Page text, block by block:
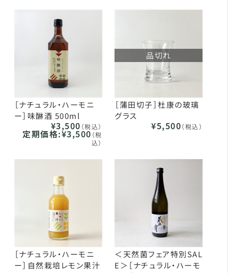
［ナチュラル・ハーモニ
ー］味醂酒 500ml
¥3,500 （税込）
定期価格:¥3,500 （税
込）
品切れ
［蒲田切子］杜康の玻璃
グラス
¥5,500（税込）
［ナチュラル・ハーモニ
ー］自然栽培レモン果汁
＜天然菌フェア特別SAL
E＞［ナチュラル・ハーモ